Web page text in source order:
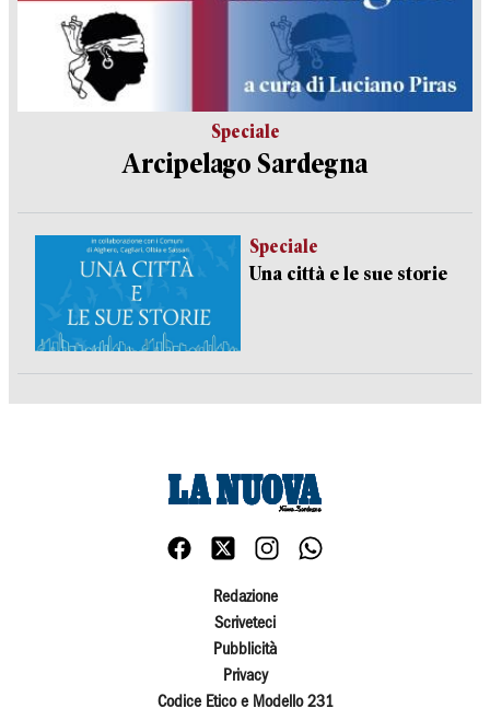
Speciale
Arcipelago Sardegna
Speciale
Una città e le sue storie
Redazione
Scriveteci
Pubblicità
Privacy
Codice Etico e Modello 231